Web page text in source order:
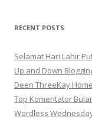
RECENT POSTS
Selamat Hari Lahir
Up and Down
Deen ThreeKay
Top Komentator
Wordless